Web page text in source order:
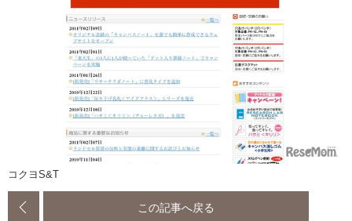
コクヨS&T
この記事へ戻る